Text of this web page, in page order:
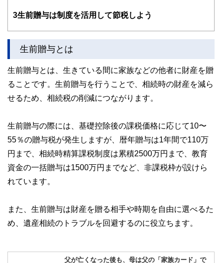
ドバイザー、DCプランナー、公認会計士、社会保険労務
士、行政書士、投資アナリスト、キャリアコンサルタントな
かしく感じられる年金や税金、相続、保険、ローンなどの話
をわかりやすく発信している点です。
このように編集経験豊富なメンバーと金融や経済に精通した
な情報発信を実現しています。
私たちは、快適でより良い生活のアイデアを提供するお金の
コンシェルジュを目指します。
3生前贈与は制度を活用して節税しよう
生前贈与とは
生前贈与とは、生きている間に家族などの他者に財産を贈
ることです。生前贈与を行うことで、相続時の財産を減ら
せるため、相続税の削減につながります。
生前贈与の際には、基礎控除後の課税価格に応じて10〜
55％の贈与税が発生しますが、暦年贈与は1年間で110万
円まで、相続時精算課税制度は累積2500万円まで、教育
資金の一括贈与は1500万円までなど、非課税枠が設けら
れています。
また、生前贈与は財産を贈る相手や時期を自由に選べるた
め、遺産相続のトラブルを回避するのに役立ちます。
父が亡くなった後も、母は父の「家族カード」で